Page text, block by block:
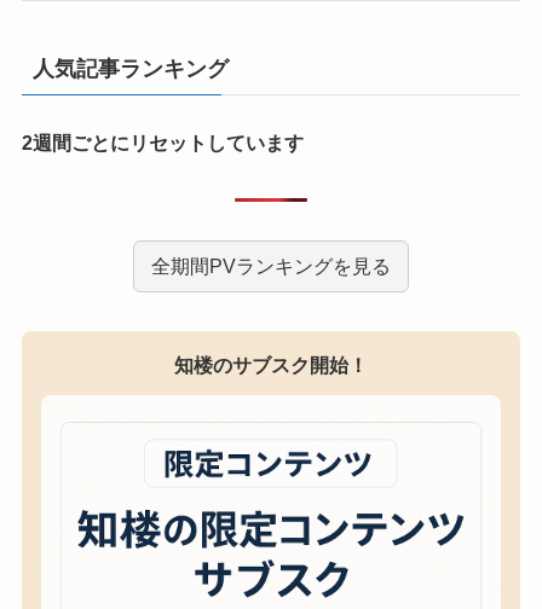
人気記事ランキング
2週間ごとにリセットしています
全期間PVランキングを見る
知楼のサブスク開始！